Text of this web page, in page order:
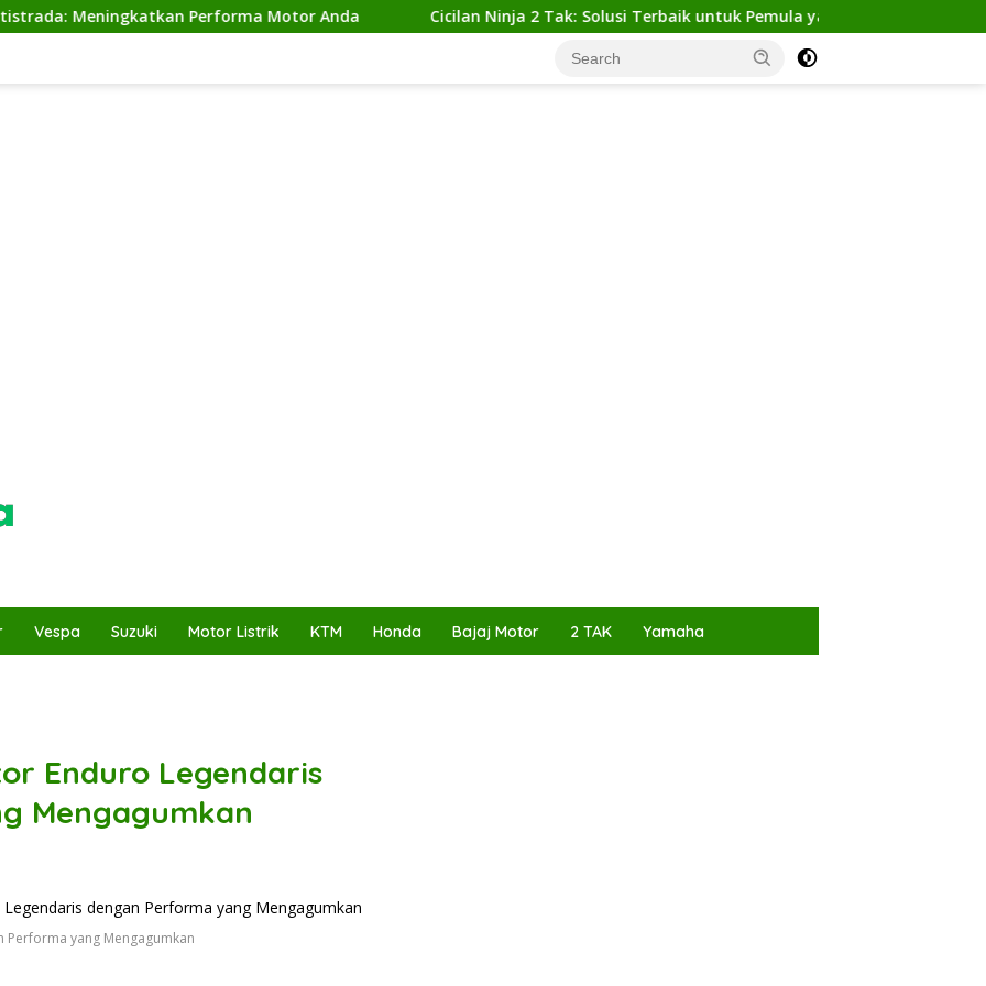
Performa Motor Anda Cicilan Ninja 2 Tak: Solusi Terbaik untuk Pemula yang Ingin Tampil Gagah
Vespa Suzuki Motor Listrik KTM Honda Bajaj Motor 2 TAK Yamaha
Enduro Legendaris
Mengagumkan
Performa yang Mengagumkan